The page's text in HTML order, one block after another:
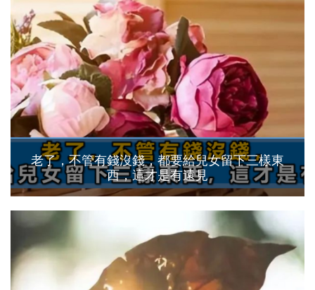
老了，不管有錢沒錢，都要給兒女留下三樣東
西，這才是有遠見